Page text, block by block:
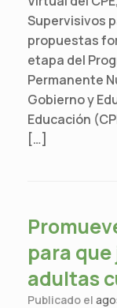
Supervisivos
propuestas
etapa del
Permanente
Gobierno y
Educación
[…]
para
adultas
Publicado el